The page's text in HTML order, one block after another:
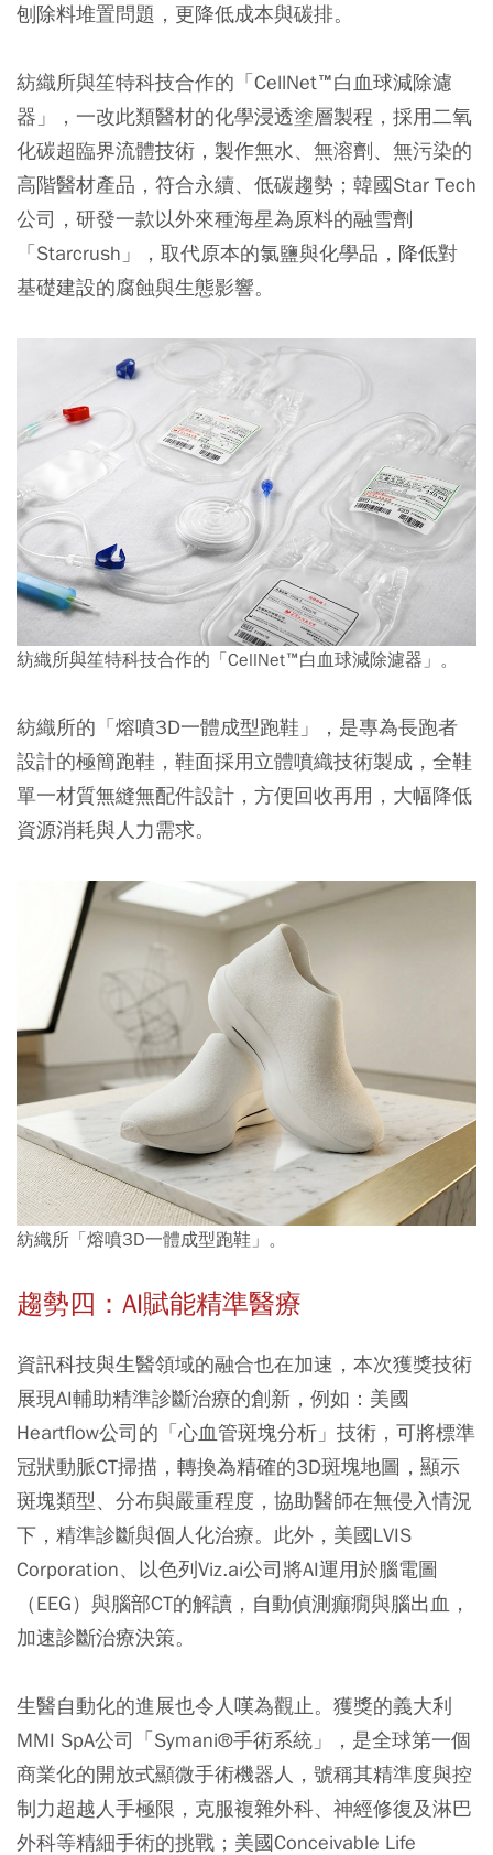
刨除料堆置問題，更降低成本與碳排。
紡織所與笙特科技合作的「CellNet™白血球減除濾
器」，一改此類醫材的化學浸透塗層製程，採用二氧
化碳超臨界流體技術，製作無水、無溶劑、無污染的
高階醫材產品，符合永續、低碳趨勢；韓國Star Tech
公司，研發一款以外來種海星為原料的融雪劑
「Starcrush」，取代原本的氯鹽與化學品，降低對
基礎建設的腐蝕與生態影響。
紡織所與笙特科技合作的「CellNet™白血球減除濾器」。
紡織所的「熔噴3D一體成型跑鞋」，是專為長跑者
設計的極簡跑鞋，鞋面採用立體噴織技術製成，全鞋
單一材質無縫無配件設計，方便回收再用，大幅降低
資源消耗與人力需求。
紡織所「熔噴3D一體成型跑鞋」。
趨勢四： AI賦能精準醫療
資訊科技與生醫領域的融合也在加速，本次獲獎技術
展現AI輔助精準診斷治療的創新，例如：美國
Heartflow公司的「心血管斑塊分析」技術，可將標準
冠狀動脈CT掃描，轉換為精確的3D斑塊地圖，顯示
斑塊類型、分布與嚴重程度，協助醫師在無侵入情況
下，精準診斷與個人化治療。此外，美國LVIS
Corporation、以色列Viz.ai公司將AI運用於腦電圖
（EEG）與腦部CT的解讀，自動偵測癲癇與腦出血，
加速診斷治療決策。
生醫自動化的進展也令人嘆為觀止。獲獎的義大利
MMI SpA公司「Symani®手術系統」，是全球第一個
商業化的開放式顯微手術機器人，號稱其精準度與控
制力超越人手極限，克服複雜外科、神經修復及淋巴
外科等精細手術的挑戰；美國Conceivable Life